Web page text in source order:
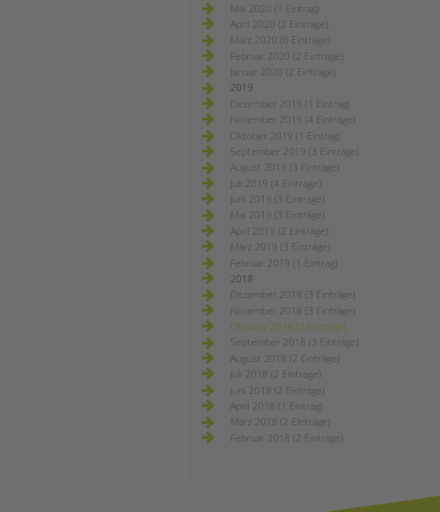
Mai 2020 (1 Eintrag)
April 2020 (2 Einträge)
März 2020 (6 Einträge)
Februar 2020 (2 Einträge)
Januar 2020 (2 Einträge)
2019
Dezember 2019 (1 Eintrag)
November 2019 (4 Einträge)
Oktober 2019 (1 Eintrag)
September 2019 (3 Einträge)
August 2019 (3 Einträge)
Juli 2019 (4 Einträge)
Juni 2019 (3 Einträge)
Mai 2019 (3 Einträge)
April 2019 (2 Einträge)
März 2019 (3 Einträge)
Februar 2019 (1 Eintrag)
2018
Dezember 2018 (3 Einträge)
November 2018 (3 Einträge)
Oktober 2018 (2 Einträge)
September 2018 (3 Einträge)
August 2018 (2 Einträge)
Juli 2018 (2 Einträge)
Juni 2018 (2 Einträge)
April 2018 (1 Eintrag)
März 2018 (2 Einträge)
Februar 2018 (2 Einträge)